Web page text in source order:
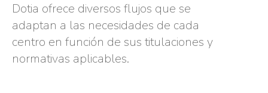
Dotia ofrece diversos flujos que se
adaptan a las necesidades de cada
centro en función de sus titulaciones y
normativas aplicables.